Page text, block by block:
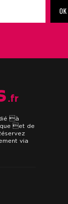
OK
.fr
à
et de
via